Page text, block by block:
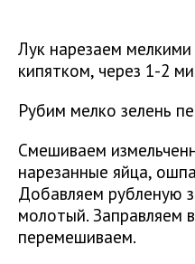
Лук нарезаем
кипятком, через 1-2
Рубим мелко зелень
Смешиваем
нарезанные яйца,
Добавляем рубленую
молотый. Заправляем
перемешиваем.